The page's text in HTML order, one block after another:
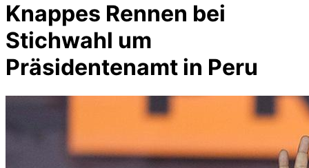
Knappes Rennen bei
Stichwahl um
Präsidentenamt in Peru